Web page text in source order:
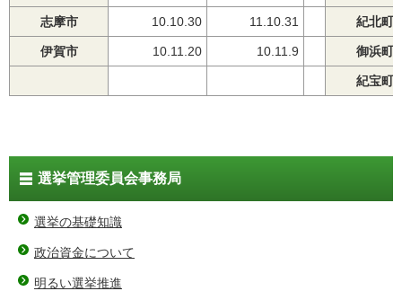
志摩市 10.10.30 11.10.31 紀北町
伊賀市 10.11.20 10.11.9 御浜町
紀宝町
選挙管理委員会事務局
選挙の基礎知識
政治資金について
明るい選挙推進